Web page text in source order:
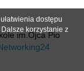
im.Ojca Pio
dostępu
korzystanie z